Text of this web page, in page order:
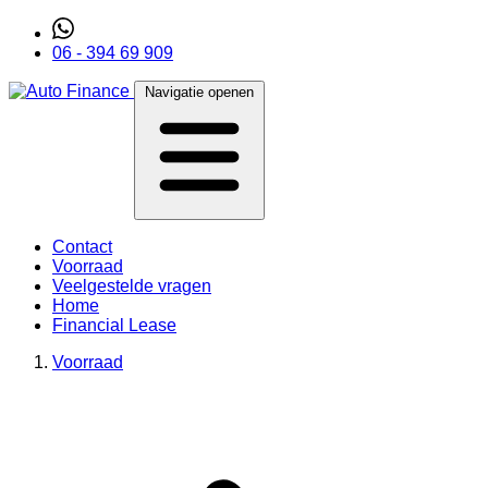
06 - 394 69 909
Navigatie openen
Contact
Voorraad
Veelgestelde vragen
Home
Financial Lease
Voorraad